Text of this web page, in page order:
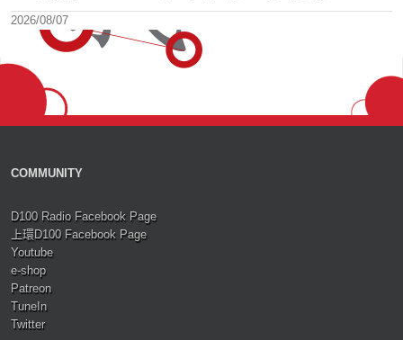
2026/08/07
COMMUNITY
D100 Radio Facebook Page
上環D100 Facebook Page
Youtube
e-shop
Patreon
TuneIn
Twitter